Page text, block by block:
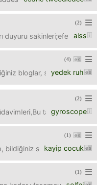
(2)
alss
duyuru sakinleri;efendim
(4)
yedek ruh
bloglar, siteler var mı?
(2)
gyroscope
tanrılar
(1)
kayip cocuk
bildiğiniz siteler var mı
(1)